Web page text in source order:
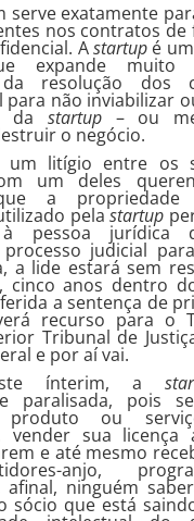
serve exatamente
nos contratos de
Astartup é
expande muito
da resolução dos
para não inviabilizar
da startup – ou
o negócio.
um litígio entre os
um deles
a propriedade
pelastartup
pessoa
judicial
a lide estará sem
cinco anos dentro
a sentença de
recurso para o
Tribunal de
e por aí vai.
ínterim, a
paralisada, pois
ou
vender sua licença
e até mesmo
anjo,
afinal, ninguém
sócio que está